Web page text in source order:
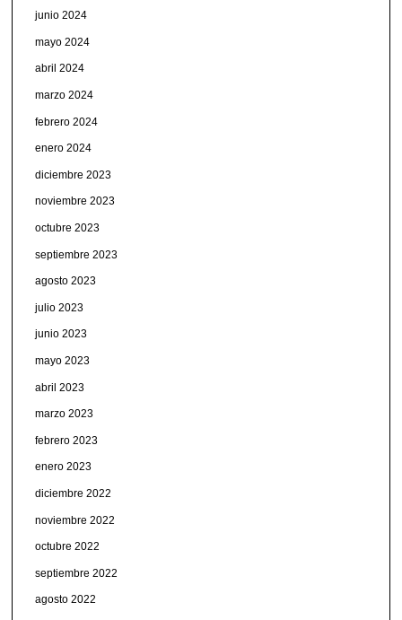
junio 2024
mayo 2024
abril 2024
marzo 2024
febrero 2024
enero 2024
diciembre 2023
noviembre 2023
octubre 2023
septiembre 2023
agosto 2023
julio 2023
junio 2023
mayo 2023
abril 2023
marzo 2023
febrero 2023
enero 2023
diciembre 2022
noviembre 2022
octubre 2022
septiembre 2022
agosto 2022